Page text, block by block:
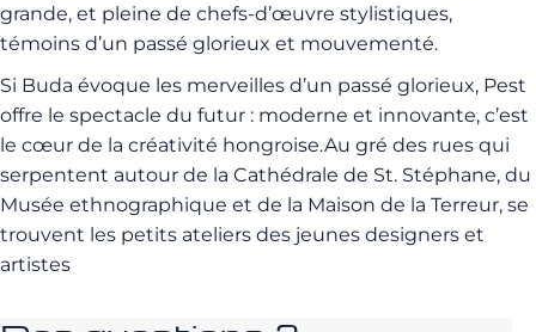
grande, et pleine de chefs-d’œuvre stylistiques,
témoins d’un passé glorieux et mouvementé.
Si Buda évoque les merveilles d’un passé glorieux, Pest
offre le spectacle du futur : moderne et innovante, c’est
le cœur de la créativité hongroise.Au gré des rues qui
serpentent autour de la Cathédrale de St. Stéphane, du
Musée ethnographique et de la Maison de la Terreur, se
trouvent les petits ateliers des jeunes designers et
artistes